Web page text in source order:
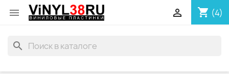
 shopping_cart (4)

search